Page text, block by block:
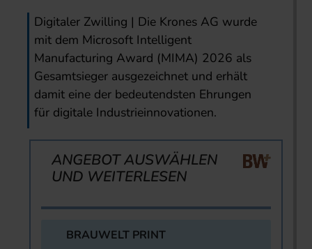
Digitaler Zwilling | Die Krones AG wurde
mit dem Microsoft Intelligent
Manufacturing Award (MIMA) 2026 als
Gesamtsieger ausgezeichnet und erhält
damit eine der bedeutendsten Ehrungen
für digitale Industrieinnovationen.
ANGEBOT AUSWÄHLEN
UND WEITERLESEN
BRAUWELT PRINT